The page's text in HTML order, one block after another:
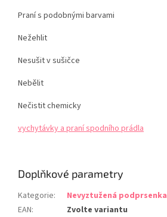
Praní s podobnými barvami
Nežehlit
Nesušit v sušičce
Nebělit
Nečistit chemicky
vychytávky a praní spodního prádla
Doplňkové parametry
Kategorie:
Nevyztužená podprsenka
EAN:
Zvolte variantu